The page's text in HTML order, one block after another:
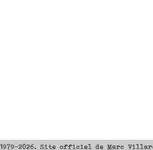
1979-2026. Site officiel de Marc